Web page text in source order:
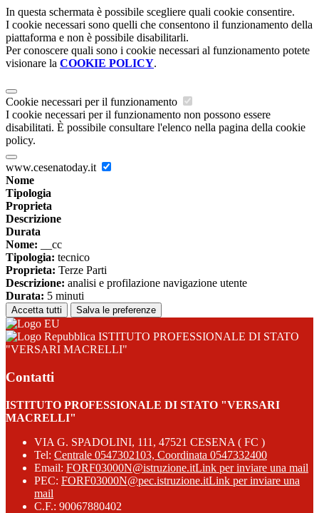
In questa schermata è possibile scegliere quali cookie consentire.
I cookie necessari sono quelli che consentono il funzionamento della
piattaforma e non è possibile disabilitarli.
Per conoscere quali sono i cookie necessari al funzionamento potete
visionare la COOKIE POLICY.
Cookie necessari per il funzionamento
I cookie necessari per il funzionamento non possono essere
disabilitati. È possibile consultare l'elenco nella pagina della cookie
policy.
www.cesenatoday.it
Nome
Tipologia
Proprieta
Descrizione
Durata
Nome: __cc
Tipologia: tecnico
Proprieta: Terze Parti
Descrizione: analisi e profilazione navigazione utente
Durata: 5 minuti
Accetta tutti Salva le preferenze
ISTITUTO PROFESSIONALE DI STATO
"VERSARI MACRELLI"
Contatti
ISTITUTO PROFESSIONALE DI STATO "VERSARI
MACRELLI"
VIA G. SPADOLINI, 111, 47521 CESENA ( FC )
Tel: Centrale 0547302103, Coordinata 0547332400
Email: FORF03000N@istruzione.itLink per inviare una mail
PEC: FORF03000N@pec.istruzione.itLink per inviare una
mail
C.F.: 90067880402